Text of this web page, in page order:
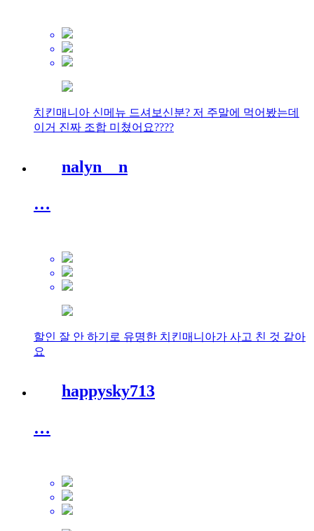
치킨매니아 신메뉴 드셔보신분? 저 주말에 먹어봤는데
이거 진짜 조합 미쳤어요????
nalyn__n
…
할인 잘 안 하기로 유명한 치킨매니아가 사고 친 것 같아
요
happysky713
…